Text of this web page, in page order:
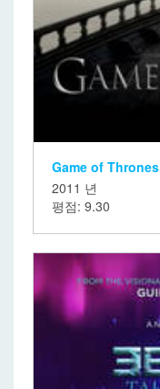
Game of Thrones
2011 년
평점: 9.30